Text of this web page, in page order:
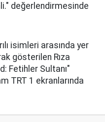
değerlendirmesinde
isimleri arasında yer
gösterilen Rıza
Fetihler Sultanı"
TRT 1 ekranlarında